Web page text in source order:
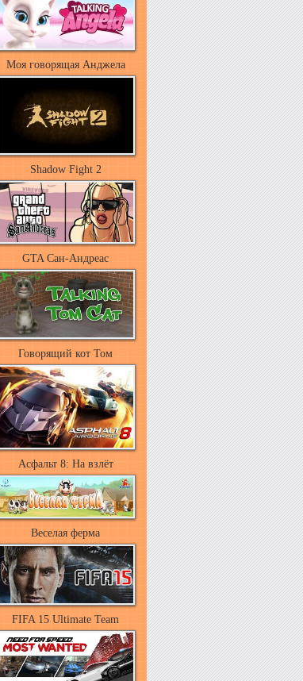
Моя говорящая Анджела
Shadow Fight 2
GTA Сан-Андреас
Говорящий кот Том
Асфальт 8: На взлёт
Веселая ферма
FIFA 15 Ultimate Team